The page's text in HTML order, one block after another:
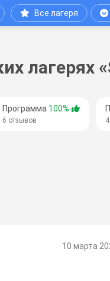
Все лагеря
лагерях
Программа 100%
6 отзывов
10 марта